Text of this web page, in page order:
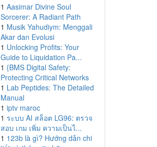
1 Aasimar Divine Soul
Sorcerer: A Radiant Path
1 Musik Yahudiym: Menggali
Akar dan Evolusi
1 Unlocking Profits: Your
Guide to Liquidation Pa...
1 {BMS Digital Safety:
Protecting Critical Networks
1 Lab Peptides: The Detailed
Manual
1 iptv maroc
1 ระบบ AI สล็อต LG96: ตรวจ
สอบ เกม เพิ่ม ความเป็นไ...
1 123b là gì? Hướng dẫn chi